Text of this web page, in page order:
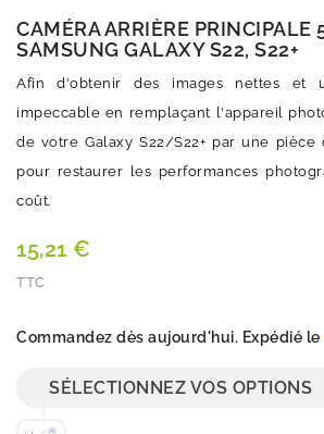
CAMÉRA ARRIÈRE PRINCIPALE
SAMSUNG GALAXY S22, S22+
Afin d'obtenir des images nettes et
impeccable en remplaçant l'appareil
de votre Galaxy S22/S22+ par une pièce
pour restaurer les performances
coût.
15,21 €
TTC
Commandez dès aujourd'hui. Expédié le
SÉLECTIONNEZ VOS OPTIONS